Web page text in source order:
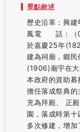
景點敘述
歷史沿革：興
鳳電 話：（
於嘉慶25年
建為祠廟，鄉
(1906)廟宇在
本政府的資助募
擔任落成祭典
充為拜殿、 正
園，落成時第
多次修建，增